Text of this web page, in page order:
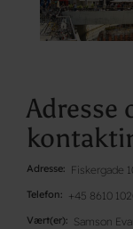
Adresse
Adresse Fiskergade
Telefon +45 8610
Vært(er) Samson